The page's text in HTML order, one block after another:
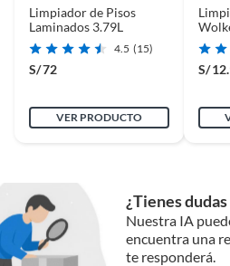
Limpiador de Pisos
Laminados 3.79L
4.5 (15)
S/72
VER PRODUCTO
S/
¿Tienes
Nuestra IA
encuentra una
te responderá.